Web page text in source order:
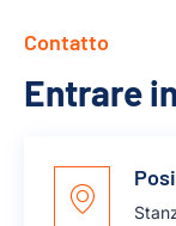
Contatto
Entrare